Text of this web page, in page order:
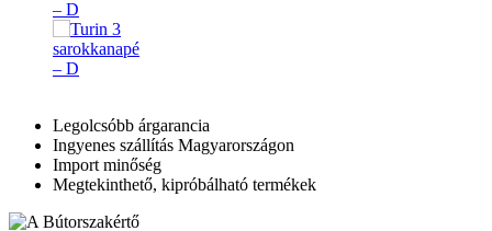
Legolcsóbb árgarancia
Ingyenes szállítás Magyarországon
Import minőség
Megtekinthető, kipróbálható termékek